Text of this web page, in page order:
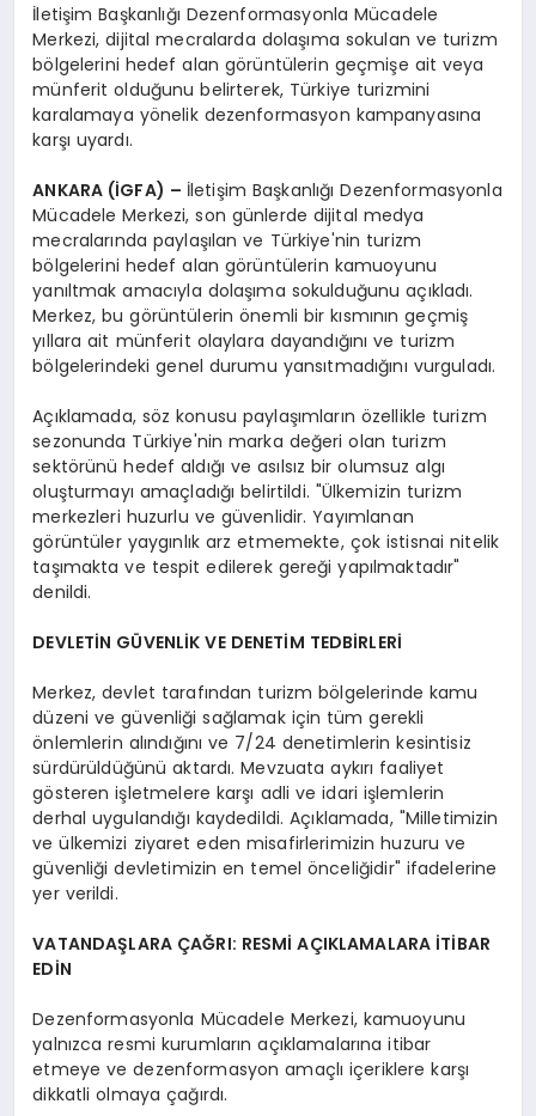
İletişim Başkanlığı Dezenformasyonla Mücadele
Merkezi, dijital mecralarda dolaşıma sokulan ve turizm
bölgelerini hedef alan görüntülerin geçmişe ait veya
münferit olduğunu belirterek, Türkiye turizmini
karalamaya yönelik dezenformasyon kampanyasına
karşı uyardı.
ANKARA (İGFA) – İletişim Başkanlığı Dezenformasyonla
Mücadele Merkezi, son günlerde dijital medya
mecralarında paylaşılan ve Türkiye'nin turizm
bölgelerini hedef alan görüntülerin kamuoyunu
yanıltmak amacıyla dolaşıma sokulduğunu açıkladı.
Merkez, bu görüntülerin önemli bir kısmının geçmiş
yıllara ait münferit olaylara dayandığını ve turizm
bölgelerindeki genel durumu yansıtmadığını vurguladı.
Açıklamada, söz konusu paylaşımların özellikle turizm
sezonunda Türkiye'nin marka değeri olan turizm
sektörünü hedef aldığı ve asılsız bir olumsuz algı
oluşturmayı amaçladığı belirtildi. "Ülkemizin turizm
merkezleri huzurlu ve güvenlidir. Yayımlanan
görüntüler yaygınlık arz etmemekte, çok istisnai nitelik
taşımakta ve tespit edilerek gereği yapılmaktadır"
denildi.
DEVLETİN GÜVENLİK VE DENETİM TEDBİRLERİ
Merkez, devlet tarafından turizm bölgelerinde kamu
düzeni ve güvenliği sağlamak için tüm gerekli
önlemlerin alındığını ve 7/24 denetimlerin kesintisiz
sürdürüldüğünü aktardı. Mevzuata aykırı faaliyet
gösteren işletmelere karşı adli ve idari işlemlerin
derhal uygulandığı kaydedildi. Açıklamada, "Milletimizin
ve ülkemizi ziyaret eden misafirlerimizin huzuru ve
güvenliği devletimizin en temel önceliğidir" ifadelerine
yer verildi.
VATANDAŞLARA ÇAĞRI: RESMİ AÇIKLAMALARA İTİBAR
EDİN
Dezenformasyonla Mücadele Merkezi, kamuoyunu
yalnızca resmi kurumların açıklamalarına itibar
etmeye ve dezenformasyon amaçlı içeriklere karşı
dikkatli olmaya çağırdı.